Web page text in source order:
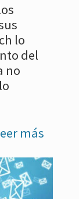
lo
del
no
más